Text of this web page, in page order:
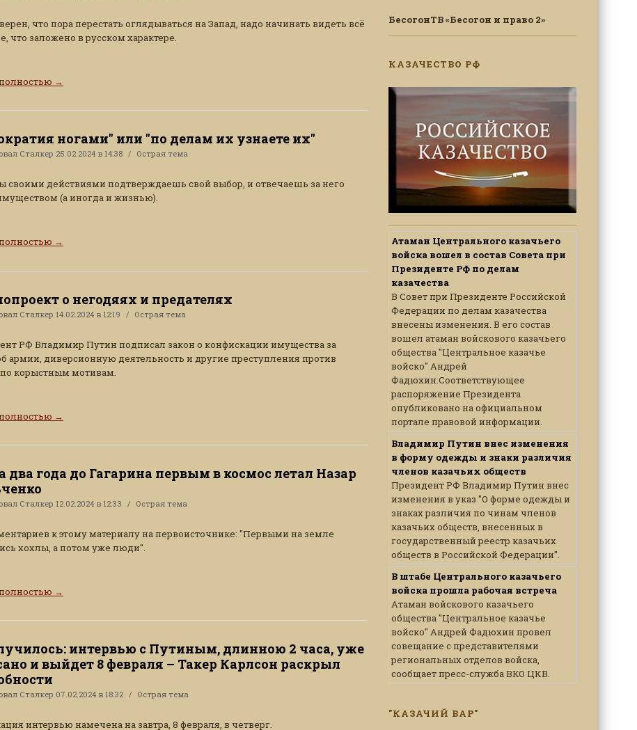
что пора перестать оглядываться на Запад, надо начинать видеть всё
что заложено в русском характере.
→
ногами" или "по делам их узнаете их"
Сталкер 25.02.2024 в 14:38 Острая тема
своими действиями подтверждаешь свой выбор, и отвечаешь за него
(а иногда и жизнью).
→
о негодяях и предателях
Сталкер 14.02.2024 в 12:19 Острая тема
РФ Владимир Путин подписал закон о конфискации имущества за
армии, диверсионную деятельность и другие преступления против
корыстным мотивам.
→
два года до Гагарина первым в космос летал Назар
Сталкер 12.02.2024 в 12:33 Острая тема
к этому материалу на первоисточнике: "Первыми на земле
хохлы, а потом уже люди".
→
интервью с Путиным, длинною 2 часа, уже
и выйдет 8 февраля – Такер Карлсон раскрыл
Сталкер 07.02.2024 в 18:32 Острая тема
интервью намечена на завтра, 8 февраля, в четверг.
БесогонТВ «Бесогон и право 2»
КАЗАЧЕСТВО РФ
Атаман Центрального казачьего
войска вошел в состав Совета при
Президенте РФ по делам
казачества
В Совет при Президенте Российской
Федерации по делам казачества
внесены изменения. В его состав
вошел атаман войскового казачьего
общества "Центральное казачье
войско" Андрей
Фадюхин.Соответствующее
распоряжение Президента
опубликовано на официальном
портале правовой информации.
Владимир Путин внес изменения
в форму одежды и знаки различия
членов казачьих обществ
Президент РФ Владимир Путин внес
изменения в указ "О форме одежды и
знаках различия по чинам членов
казачьих обществ, внесенных в
государственный реестр казачьих
обществ в Российской Федерации".
В штабе Центрального казачьего
войска прошла рабочая встреча
Атаман войскового казачьего
общества "Центральное казачье
войско" Андрей Фадюхин провел
совещание с представителями
региональных отделов войска,
сообщает пресс-служба ВКО ЦКВ.
"КАЗАЧИЙ ВАР"